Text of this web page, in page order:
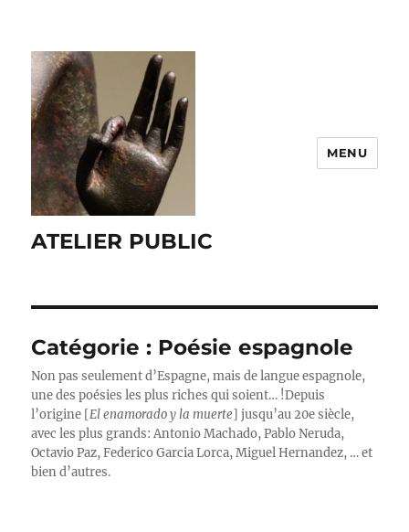
ATELIER PUBLIC
MENU
Catégorie : Poésie espagnole
Non pas seulement d’Espagne, mais de langue espagnole,
une des poésies les plus riches qui soient… !Depuis
l’origine [El enamorado y la muerte] jusqu’au 20e siècle,
avec les plus grands: Antonio Machado, Pablo Neruda,
Octavio Paz, Federico Garcia Lorca, Miguel Hernandez, … et
bien d’autres.